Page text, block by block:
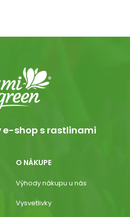
e-shop s rastlinami
O NÁKUPE
Výhody nákupu u nás
Vysvetlivky